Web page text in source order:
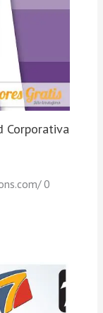
Corporativa
0